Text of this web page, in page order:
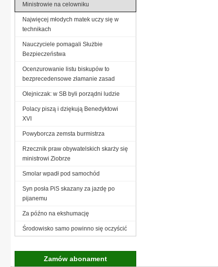
Ministrowie na celowniku
Najwięcej młodych matek uczy się w
technikach
Nauczyciele pomagali Służbie
Bezpieczeństwa
Ocenzurowanie listu biskupów to
bezprecedensowe złamanie zasad
Olejniczak: w SB byli porządni ludzie
Polacy piszą i dziękują Benedyktowi
XVI
Powyborcza zemsta burmistrza
Rzecznik praw obywatelskich skarży się
ministrowi Ziobrze
Smolar wpadł pod samochód
Syn posła PiS skazany za jazdę po
pijanemu
Za późno na ekshumację
Środowisko samo powinno się oczyścić
Zamów abonament